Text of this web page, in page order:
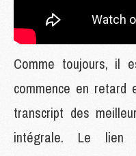
Comme toujours, il
commence en retard
transcript des
intégrale. Le lien